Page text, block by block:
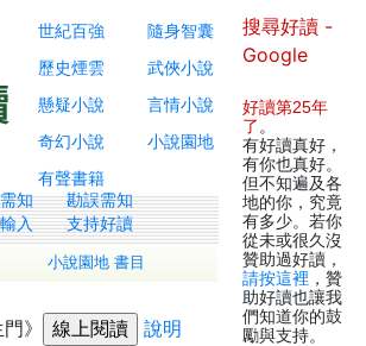
世紀百強
隨身智囊
歷史煙雲
武俠小說
懸疑小說
言情小說
奇幻小說
小說園地
有聲書籍
知
勘誤需知
入
支持好讀
小說園地 書目
》 說明
搜尋好讀 -
Google
好讀第25年
了 。
有好讀真好，
有你也真好。
但不知遍及各
地的你，究竟
有多少。若你
從未或很久沒
贊助過好讀，
請按這裡 ，贊
助好讀也讓我
們知道你的鼓
勵與支持。